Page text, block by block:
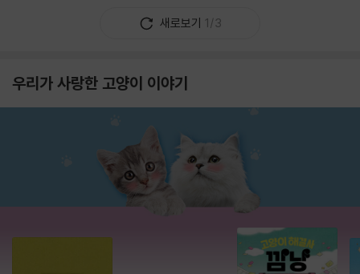
새로보기 1/3
우리가 사랑한 고양이 이야기